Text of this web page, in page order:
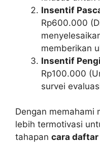
Insentif
Rp600.000
memberikan
Insentif
Rp100.000
survei
Dengan memahami
lebih termotivasi
tahapan cara daftar